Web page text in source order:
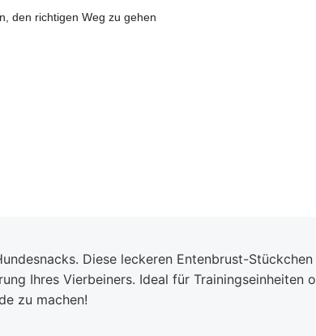
den richtigen Weg zu gehen
Diese leckeren Entenbrust-
Ihres Vierbeiners. Ideal für Trainingseinheiten
zu machen!